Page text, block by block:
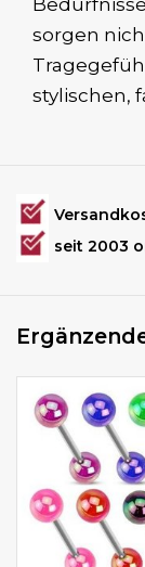
sorgen
stylischen,
seit 2003